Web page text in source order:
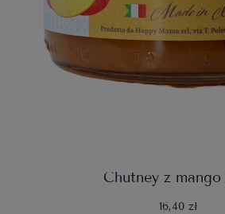
Chutney z mango
16,40 zł